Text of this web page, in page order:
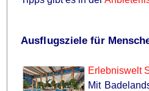
Ausflugsziele für
Erlebniswelt
Mit